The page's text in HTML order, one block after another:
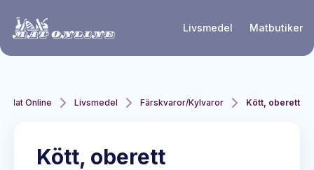
Livsmedel Matbutiker
Mat Online Livsmedel Färskvaror/Kylvaror Kött, oberett
Kött, oberett